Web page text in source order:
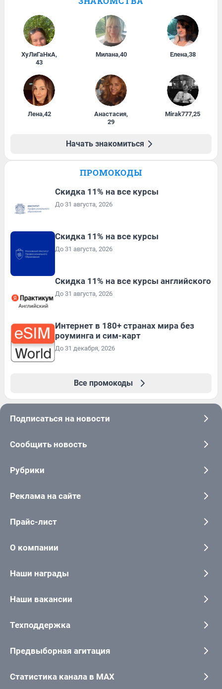
ХуЛиГаНкА,
43
Милана,40 Елена,38
Лена,42 Анастасия,
29
Mirak777,25
Начать знакомиться
ПРОМОКОДЫ
Скидка 11% на все курсы
До 31 августа, 2026
Скидка 11% на все курсы
До 31 августа, 2026
Скидка 11% на все курсы английского
До 31 августа, 2026
Интернет в 180+ странах мира без
роуминга и сим-карт
До 31 декабря, 2026
Все промокоды
Подписаться на новости
Сообщить новость
Рубрики
Реклама на сайте
Прайс-лист
О компании
Наши награды
Наши вакансии
Техподдержка
Предвыборная агитация
Статистика канала в MAX